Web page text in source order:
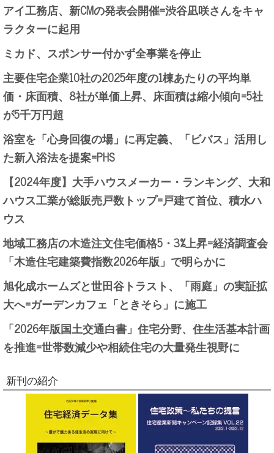
アイ工務店、新CMの発表会開催=渋谷凪咲さんをキャ
ラクターに起用
ミカド、スポンサー付かず全事業を停止
主要住宅企業10社の2025年度の1棟あたりの平均単
価・床面積、8社が単価上昇、床面積は縮小傾向=5社
が5千万円超
浴室を「心身回復の場」に再定義、「ビバス」活用し
た新入浴法を提案=PHS
【2024年度】大手ハウスメーカー・ランキング、大和
ハウス工業が総販売戸数トップ=戸建て首位、積水ハ
ウス
地域工務店の木造注文住宅価格5・3%上昇=経済調査会
「木造住宅建築費指数2026年版」で明らかに
旭化成ホームズと世田谷トラスト、「雨庭」の実証拡
大へ=ガーデンカフェ「ときそら」に施工
「2026年版国土交通白書」住宅分野、住生活基本計画
を推進=世帯数減少や相続住宅の大量発生視野に
新刊の紹介